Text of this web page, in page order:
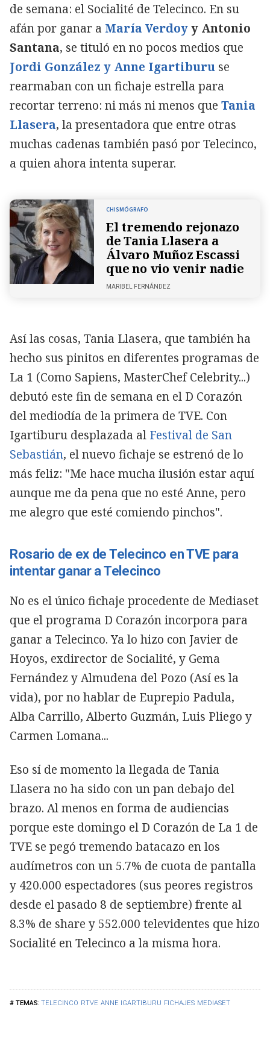
TELECINCO RTVE ANNE IGARTIBURU FICHAJES MEDIASET
de semana: el Socialité de Telecinco. En su
afán por ganar a María Verdoyy Antonio
Santana, se tituló en no pocos medios que
Jordi González y Anne Igartiburu se
rearmaban con un fichaje estrella para
recortar terreno: ni más ni menos que Tania
Llasera, la presentadora que entre otras
muchas cadenas también pasó por Telecinco,
a quien ahora intenta superar.
CHISMÓGRAFO
El tremendo rejonazo
de Tania Llasera a
Álvaro Muñoz Escassi
que no vio venir nadie
MARIBEL FERNÁNDEZ
Así las cosas, Tania Llasera, que también ha
hecho sus pinitos en diferentes programas de
La 1 (Como Sapiens, MasterChef Celebrity...)
debutó este fin de semana en el D Corazón
del mediodía de la primera de TVE. Con
Igartiburu desplazada al Festival de San
Sebastián, el nuevo fichaje se estrenó de lo
más feliz: "Me hace mucha ilusión estar aquí
aunque me da pena que no esté Anne, pero
me alegro que esté comiendo pinchos".
Rosario de ex de Telecinco en TVE para
intentar ganar a Telecinco
No es el único fichaje procedente de Mediaset
que el programa D Corazón incorpora para
ganar a Telecinco. Ya lo hizo con Javier de
Hoyos, exdirector de Socialité, y Gema
Fernández y Almudena del Pozo (Así es la
vida), por no hablar de Euprepio Padula,
Alba Carrillo, Alberto Guzmán, Luis Pliego y
Carmen Lomana...
Eso sí de momento la llegada de Tania
Llasera no ha sido con un pan debajo del
brazo. Al menos en forma de audiencias
porque este domingo el D Corazón de La 1 de
TVE se pegó tremendo batacazo en los
audímetros con un 5.7% de cuota de pantalla
y 420.000 espectadores (sus peores registros
desde el pasado 8 de septiembre) frente al
8.3% de share y 552.000 televidentes que hizo
Socialité en Telecinco a la misma hora.